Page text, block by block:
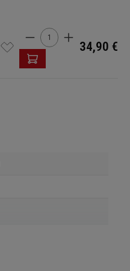
Cantidad del
34,90 €